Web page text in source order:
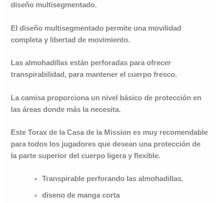
diseño multisegmentado.
El diseño multisegmentado permite una movilidad
completa y libertad de movimiento.
Las almohadillas están perforadas para ofrecer
transpirabilidad, para mantener el cuerpo fresco.
La camisa proporciona un nivel básico de protección en
las áreas donde más la necesita.
Este Torax de la Casa de la Mission es muy recomendable
para todos los jugadores que desean una protección de
la parte superior del cuerpo ligera y flexible.
Transpirable perforando las almohadillas.
diseno de manga corta